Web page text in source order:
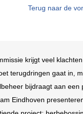
Terug naar de
krijgt veel
terugdringen gaat in,
bijdraagt aan een
Eindhoven